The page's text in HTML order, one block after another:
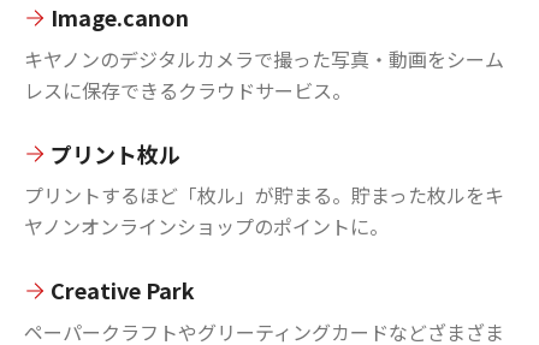
Image.canon
キヤノンのデジタルカメラで撮った写真・動画をシーム
レスに保存できるクラウドサービス。
プリント枚ル
プリントするほど「枚ル」が貯まる。貯まった枚ルをキ
ヤノンオンラインショップのポイントに。
Creative Park
ペーパークラフトやグリーティングカードなどざまざま